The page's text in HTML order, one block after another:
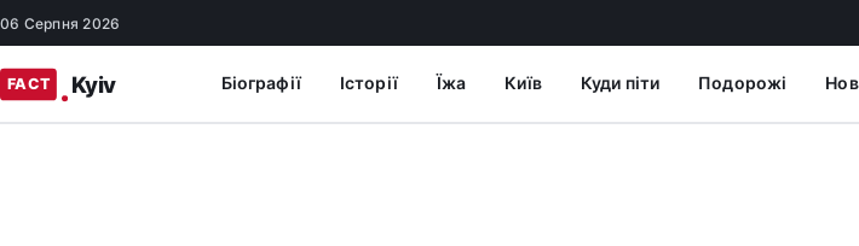
06 Серпня 2026
Біографії Історії Їжа Київ Куди піти Подорожі